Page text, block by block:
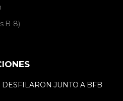
B-8)
JUNTO A BFB